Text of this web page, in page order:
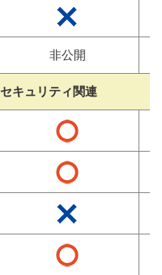
非公開
セキュリティ関連